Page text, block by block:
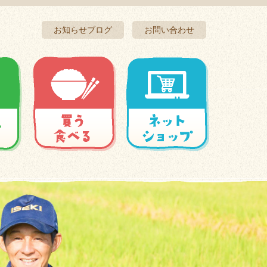
お知らせブログ お問い合わせ